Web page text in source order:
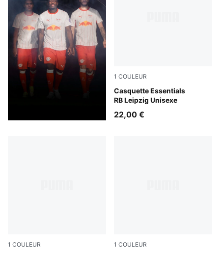
1 COULEUR
Casquette Essentials
RB Leipzig Unisexe
For All Time Red-PUMA
22,00 €
1 COULEUR 1 COULEUR